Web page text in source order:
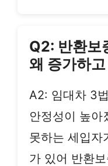
Q2: 반환보
왜 증가하
A2: 임대차 3
안정성이 높아
못하는 세입자
가 있어 반환